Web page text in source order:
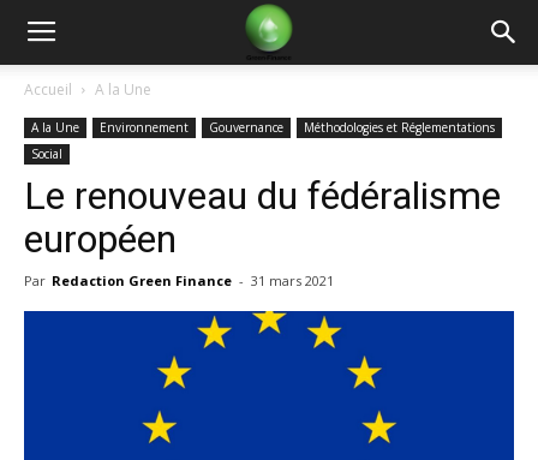
Green
Finance
Accueil A la Une
A la Une Environnement Gouvernance
Méthodologies et Réglementations
Social
Le renouveau du fédéralisme
européen
Par Redaction Green Finance - 31 mars 2021